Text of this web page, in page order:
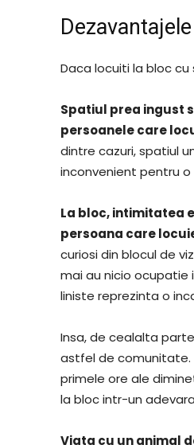
Daca locuiti la bloc
Spatiul prea ingust
persoanele care
dintre cazuri, spatiul
inconvenient pentru
La bloc, intimitatea
persoana care
curiosi din blocul de
mai au nicio ocupatie
liniste reprezinta o
Insa, de cealalta
astfel de comunitate.
primele ore ale
la bloc intr-un
Viata cu un animal